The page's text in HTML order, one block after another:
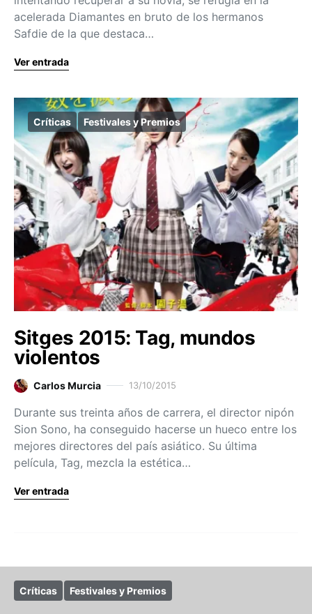
acelerada Diamantes en bruto de los hermanos
Safdie de la que destaca…
Ver entrada
Críticas Festivales y Premios
Sitges 2015: Tag, mundos
violentos
Carlos Murcia 13/10/2015
Durante sus treinta años de carrera, el director nipón
Sion Sono, ha conseguido hacerse un hueco entre los
mejores directores del país asiático. Su última
película, Tag, mezcla la estética…
Ver entrada
Críticas Festivales y Premios